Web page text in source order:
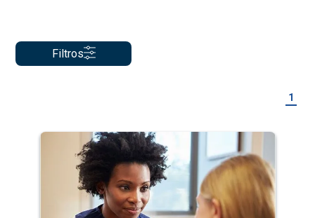
Filtros
1